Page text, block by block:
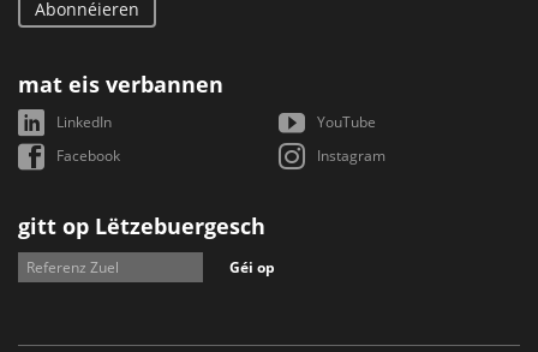
Abonnéieren
mat eis verbannen
LinkedIn
YouTube
Facebook
Instagram
gitt op Lëtzebuergesch
Géi op